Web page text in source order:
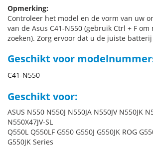
Opmerking:
Controleer het model en de vorm van uw
van de Asus C41-N550 (gebruik Ctrl + F
zoeken). Zorg ervoor dat u de juiste
Geschikt voor
C41-N550
Geschikt voor:
ASUS N550 N550J N550JA N550JV N550JK
N550X47JV-SL
Q550L Q550LF G550 G550J G550JK ROG
G550JK Series